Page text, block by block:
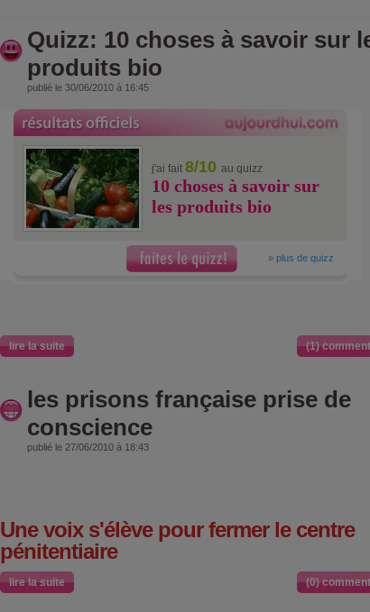
Quizz: 10 choses à savoir sur
produits bio
publié le 30/06/2010 à 16:45
j'ai fait 8/10 au quizz
10 choses à savoir sur
les produits bio
» plus de quizz
lire la suite (1)
les prisons française prise de
conscience
publié le 27/06/2010 à 18:43
Une voix s'élève pour fermer le centre
pénitentiaire
lire la suite (0)